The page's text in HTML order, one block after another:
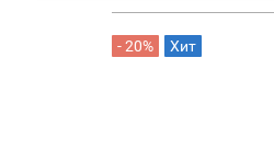
- 20% Хит